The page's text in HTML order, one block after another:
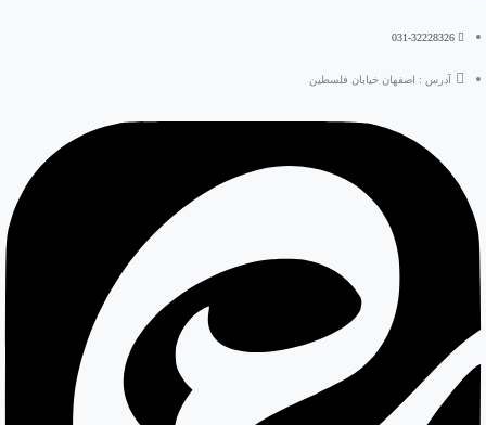
031-32228326
آدرس : اصفهان خیابان فلسطین